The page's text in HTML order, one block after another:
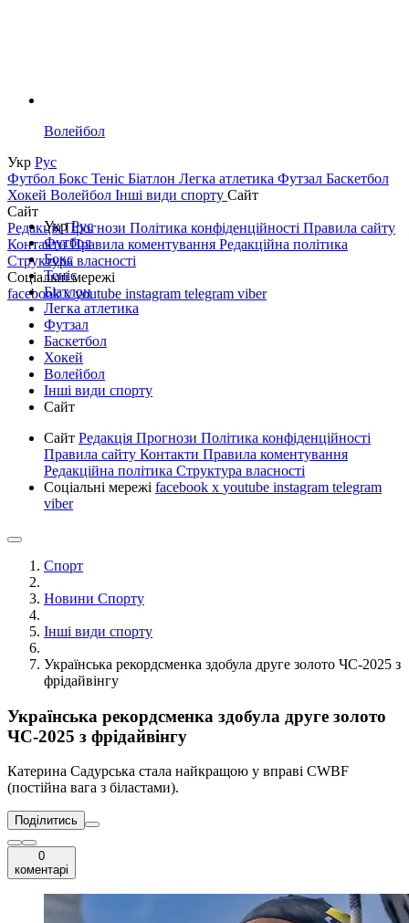
Волейбол
Укр Рус
Футбол Бокс Теніс Біатлон Легка атлетика Футзал Баскетбол
Хокей Волейбол Інші види спорту Сайт
Сайт
РедакціяПрогнози Політика конфіденційності Правила сайту
КонтактиПравила коментування Редакційна політика
Структура власності
Соціальні мережі
facebookxyoutube instagram telegram viber
УкрРус
Футбол
Бокс
Теніс
Біатлон
Легка атлетика
Футзал
Баскетбол
Хокей
Волейбол
Інші види спорту
Сайт
Сайт Редакція Прогнози Політика конфіденційності
Правила сайту Контакти Правила коментування
Редакційна політика Структура власності
Соціальні мережі facebook x youtube instagram telegram
viber
Спорт
Новини Спорту
Інші види спорту
Українська рекордсменка здобула друге золото ЧС-2025 з
фрідайвінгу
Українська рекордсменка здобула друге золото
ЧС-2025 з фрідайвінгу
Катерина Садурська стала найкращою у вправі CWBF
(постійна вага з біластами).
Поділитись
0
коментарі